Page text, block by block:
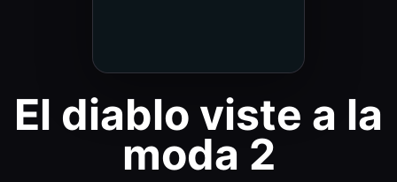
El diablo viste a la
moda 2